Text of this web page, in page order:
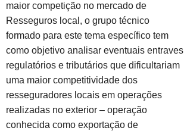
maior competição no mercado de
Resseguros local, o grupo técnico
formado para este tema específico tem
como objetivo analisar eventuais entraves
regulatórios e tributários que dificultariam
uma maior competitividade dos
resseguradores locais em operações
realizadas no exterior – operação
conhecida como exportação de